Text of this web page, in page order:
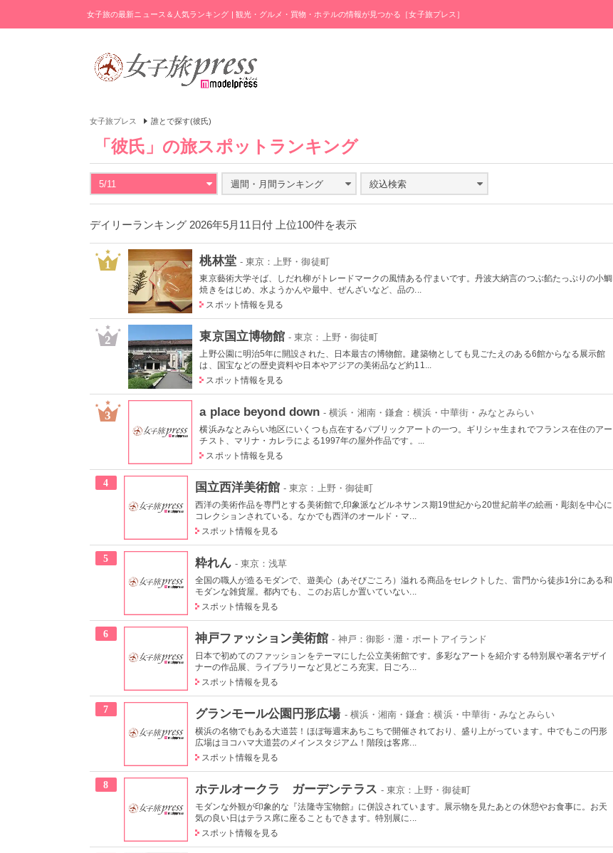
女子旅の最新ニュース＆人気ランキング | 観光・グルメ・買物・ホテルの情報が見つかる［女子旅プレス］
女子旅プレス 誰とで探す(彼氏)
「彼氏」の旅スポットランキング
5/11 週間・月間ランキング 絞込検索
デイリーランキング 2026年5月11日付 上位100件を表示
1 桃林堂 - 東京：上野・御徒町
東京藝術大学そば、しだれ柳がトレードマークの風情ある佇まいです。丹波大納言のつぶ餡たっぷりの小鯛
焼きをはじめ、水ようかんや最中、ぜんざいなど、品の...
スポット情報を見る
2 東京国立博物館 - 東京：上野・御徒町
上野公園に明治5年に開設された、日本最古の博物館。建築物としても見ごたえのある6館からなる展示館
は、国宝などの歴史資料や日本やアジアの美術品など約11...
スポット情報を見る
3 a place beyond down - 横浜・湘南・鎌倉：横浜・中華街・みなとみらい
横浜みなとみらい地区にいくつも点在するパブリックアートの一つ。ギリシャ生まれでフランス在住のアー
チスト、マリナ・カレラによる1997年の屋外作品です。...
スポット情報を見る
4 国立西洋美術館 - 東京：上野・御徒町
西洋の美術作品を専門とする美術館で,印象派などルネサンス期19世紀から20世紀前半の絵画・彫刻を中心に
コレクションされている。なかでも西洋のオールド・マ...
スポット情報を見る
5 粋れん - 東京：浅草
全国の職人が造るモダンで、遊美心（あそびごころ）溢れる商品をセレクトした、雷門から徒歩1分にある和
モダンな雑貨屋。都内でも、このお店しか置いていない...
スポット情報を見る
6 神戸ファッション美術館 - 神戸：御影・灘・ポートアイランド
日本で初めてのファッションをテーマにした公立美術館です。多彩なアートを紹介する特別展や著名デザイ
ナーの作品展、ライブラリーなど見どころ充実。日ごろ...
スポット情報を見る
7 グランモール公園円形広場 - 横浜・湘南・鎌倉：横浜・中華街・みなとみらい
横浜の名物でもある大道芸！ほぼ毎週末あちこちで開催されており、盛り上がっています。中でもこの円形
広場はヨコハマ大道芸のメインスタジアム！階段は客席...
スポット情報を見る
8 ホテルオークラ ガーデンテラス - 東京：上野・御徒町
モダンな外観が印象的な『法隆寺宝物館』に併設されています。展示物を見たあとの休憩やお食事に。お天
気の良い日はテラス席に座ることもできます。特別展に...
スポット情報を見る